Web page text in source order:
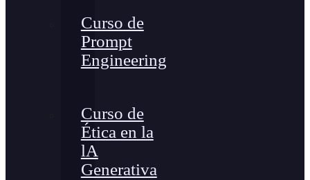
Curso de
Prompt
Engineering
Curso de
Ética en la
lA
Generativa